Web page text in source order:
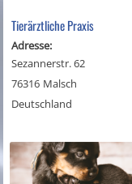
Tierärztliche Praxis
Adresse:
Sezannerstr. 62
76316 Malsch
Deutschland